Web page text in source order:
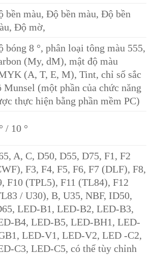
bền màu, Độ bền màu, Độ bền
Độ mờ,
bóng 8 °, phân loại tông màu 555,
(My, dM), mật độ màu
(A, T, E, M), Tint, chỉ số sắc
Munsel (một phần của chức năng
thực hiện bằng phần mềm PC)
/ 10 °
A, C, D50, D55, D75, F1, F2
F3, F4, F5, F6, F7 (DLF), F8,
F10 (TPL5), F11 (TL84), F12
/ U30), B, U35, NBF, ID50,
LED-B1, LED-B2, LED-B3,
B4, LED-B5, LED-BH1, LED-
LED-V1, LED-V2, LED -C2,
C3, LED-C5, có thể tùy chỉnh